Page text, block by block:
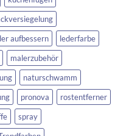
aufbessern
lederfarbe
malerzubehör
naturschwamm
pronova
rostentferner
spray